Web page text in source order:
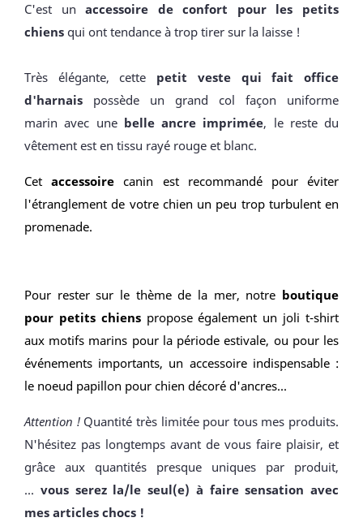
C'est unaccessoire de confort pour les petits
chiens qui ont tendance à trop tirer sur la laisse !
Très élégante, cette petit veste qui fait office
d'harnais possède un grand col façon uniforme
marin avec une belle ancre imprimée, le reste du
vêtement est en tissu rayé rouge et blanc.
Cetaccessoire canin est recommandé pour éviter
l'étranglement de votre chien un peu trop turbulent en
promenade.
Pour rester sur le thème de la mer, notre boutique
pour petits chienspropose également un joli t-shirt
aux motifs marins pour la période estivale, ou pour les
événements importants, un accessoire indispensable :
le noeud papillon pour chien décoré d'ancres...
Attention !Quantité très limitée pour tous mes produits.
N'hésitez pas longtemps avant de vous faire plaisir, et
grâce aux quantités presque uniques par produit,
... vous serez la/le seul(e) à faire sensation avec
mes articles chocs !